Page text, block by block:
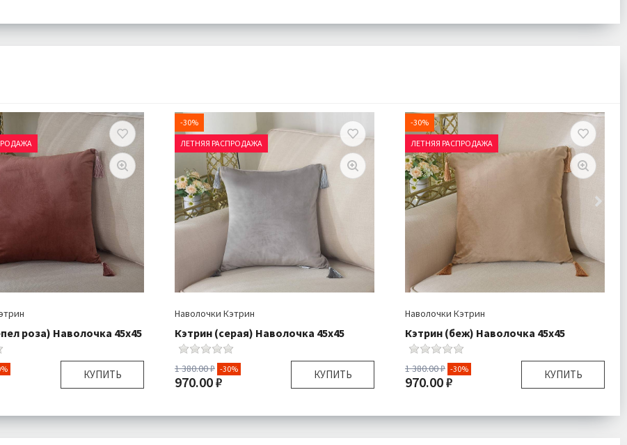
Доставка: Подробнее
роза) Наволочка 45х45
КУПИТЬ
45х45 см
-30%
ЛЕТНЯЯ РАСПРОДАЖА
Наволочки Кэтрин
Кэтрин (серая) Наволочка 45х45
1 380.00 ₽ -30%
970.00 ₽ КУПИТЬ
Размер:
45х45 см
-30%
ЛЕТНЯЯ РАСПРОДАЖА
Наволочки Кэтрин
Кэтрин (беж) Наволочка 45х45
1 380.00 ₽ -30%
970.00 ₽ КУПИТЬ
Размер:
45х45 см